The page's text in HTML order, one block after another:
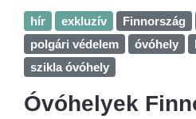
hír exkluzív Finnország
polgári védelem
óvóhely
szikla óvóhely
Óvóhelyek